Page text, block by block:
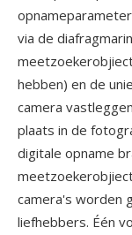
via de
hebben) en de
camera
plaats in de
digitale opname
camera's worden
liefhebbers. Één